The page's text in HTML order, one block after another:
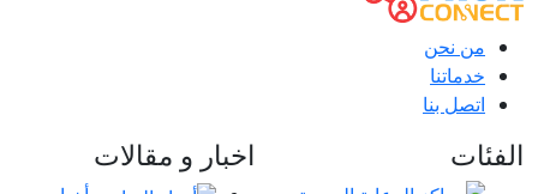
من نحن
خدماتنا
اتصل بنا
الفئات اخبار و مقالات